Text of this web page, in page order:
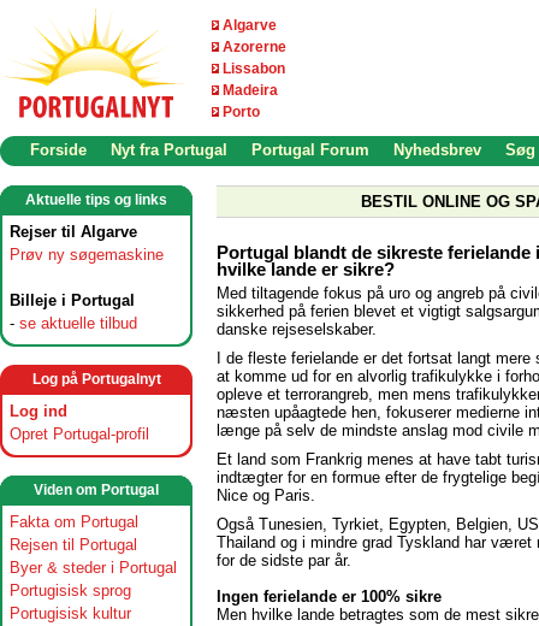
Algarve
Azorerne
Lissabon
Madeira
Porto
Forside Nyt fra Portugal Portugal Forum Nyhedsbrev Søg
Aktuelle tips og links
Rejser til Algarve
Prøv ny søgemaskine
Billeje i Portugal
- se aktuelle tilbud
Log på Portugalnyt
Log ind
Opret Portugal-profil
Viden om Portugal
Fakta om Portugal
Rejsen til Portugal
Byer & steder i Portugal
Portugisisk sprog
Portugisisk kultur
BESTIL ONLINE OG
Portugal blandt de sikreste ferielande
hvilke lande er sikre?
Med tiltagende fokus på uro og angreb på
sikkerhed på ferien blevet et vigtigt
danske rejseselskaber.
I de fleste ferielande er det fortsat langt mere
at komme ud for en alvorlig trafikulykke i
opleve et terrorangreb, men mens
næsten upåagtede hen, fokuserer medierne
længe på selv de mindste anslag mod civile
Et land som Frankrig menes at have tabt
indtægter for en formue efter de frygtelige
Nice og Paris.
Også Tunesien, Tyrkiet, Egypten, Belgien,
Thailand og i mindre grad Tyskland har været
for de sidste par år.
Ingen ferielande er 100% sikre
Men hvilke lande betragtes som de mest